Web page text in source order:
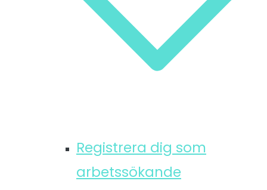
Registrera dig som
arbetssökande